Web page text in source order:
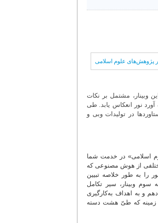
که این وبینار، مشتمل بر نکات
نور انعکاس یابد. طی
در تولیدات وبی و
اسلامی» در خدمت شما
از هوش مصنوعی که
را به طور خلاصه تبیین
وبینار، سیر تکامل
و به اهداف به‌کارگیری
زمینه که طیّ هشت دسته